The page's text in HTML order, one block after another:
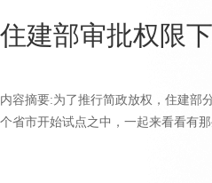
住建部审批权限
内容摘要:为了推行简政放权，住建部
个省市开始试点之中，一起来看看有